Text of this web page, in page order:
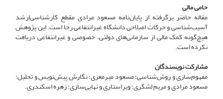
حامی مالی
مقاله حاضر برگرفته از پایان‌نامه مسعود مرادی مقطع کارشناسی‌ارشد
آسیب‌شناسی و حرکات اصلاحی دانشگاه غیرانتفاعی رجا است. این پژوهش
هیچ‌گونه کمک مالی از سازمانی‌های دولتی، خصوصی و غیرانتفاعی دریافت
نکرده است.
مشارکت نویسندگان
مفهوم‌سازی و روش‌شناسی: مسعود میرمعزی؛ نگارش پیش‌نویس و تحلیل:
مسعود مرادی و مریم لشگری؛ ویراستاری و نهایی‌سازی: زهره اسکندری.